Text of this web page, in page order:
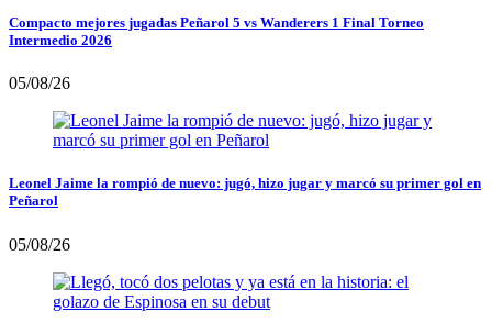
Compacto mejores jugadas Peñarol 5 vs Wanderers 1 Final Torneo
Intermedio 2026
05/08/26
Leonel Jaime la rompió de nuevo: jugó, hizo jugar y marcó su primer gol en
Peñarol
05/08/26